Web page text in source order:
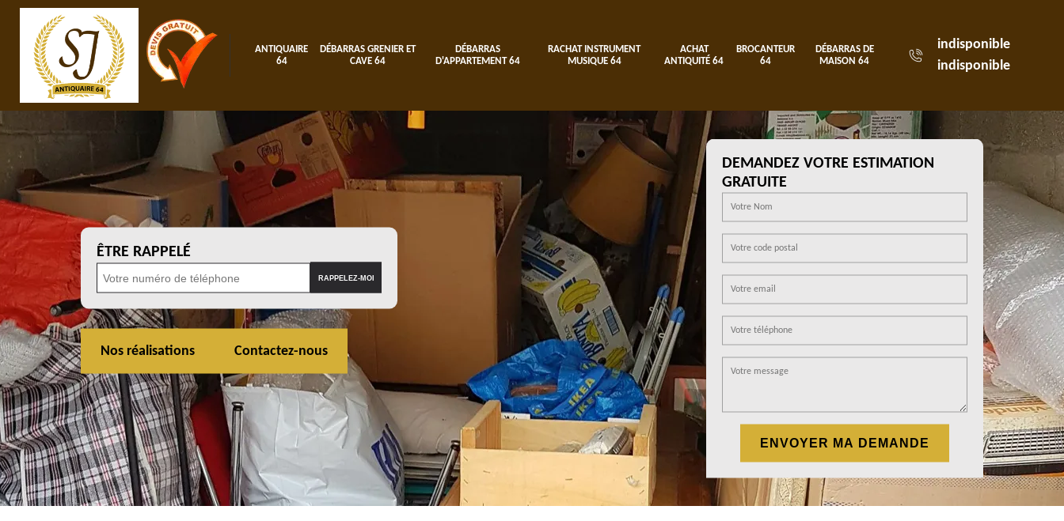
ANTIQUAIRE
64
DÉBARRAS GRENIER ET
CAVE 64
DÉBARRAS
D'APPARTEMENT 64
RACHAT INSTRUMENT
MUSIQUE 64
ACHAT
ANTIQUITÉ 64
BROCANTEUR
64
DÉBARRAS DE
MAISON 64
indisponible
indisponible
ÊTRE RAPPELÉ
Nos réalisations Contactez-nous
DEMANDEZ VOTRE ESTIMATION
GRATUITE